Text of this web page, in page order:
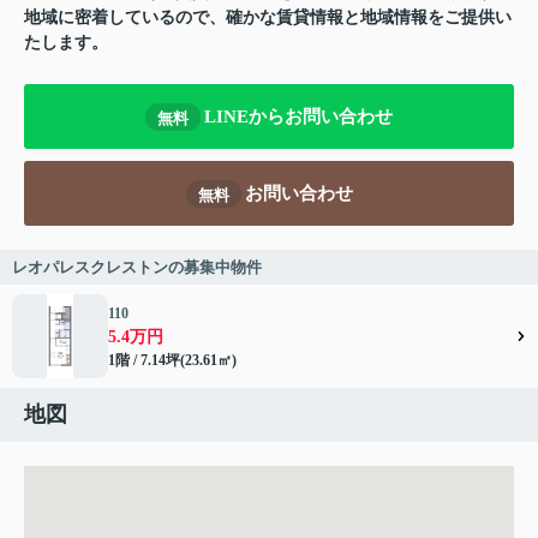
地域に密着しているので、確かな賃貸情報と地域情報をご提供い
たします。
無料 LINEからお問い合わせ
無料 お問い合わせ
レオパレスクレストンの募集中物件
110
5.4万円
1階 / 7.14坪(23.61㎡)
地図